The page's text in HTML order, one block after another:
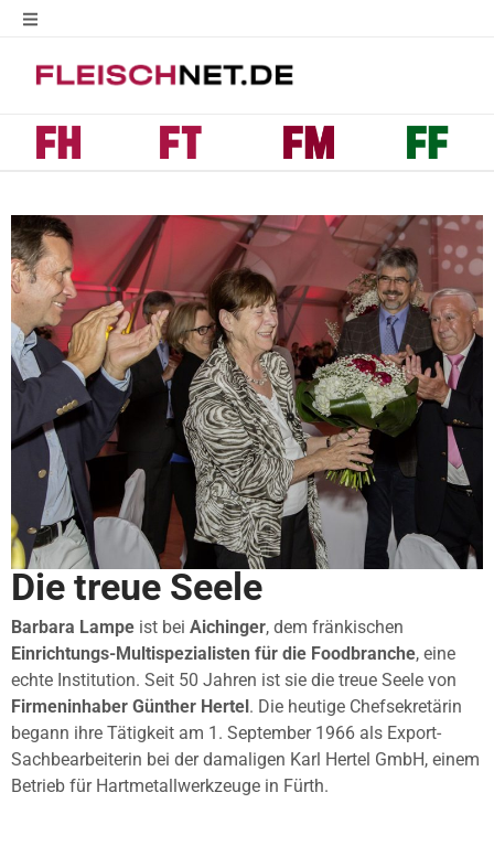
Die treue Seele
Barbara Lampe ist bei Aichinger, dem fränkischen
Einrichtungs-Multispezialisten für die Foodbranche, eine
echte Institution. Seit 50 Jahren ist sie die treue Seele von
Firmeninhaber Günther Hertel. Die heutige Chefsekretärin
begann ihre Tätigkeit am 1. September 1966 als Export-
Sachbearbeiterin bei der damaligen Karl Hertel GmbH, einem
Betrieb für Hartmetallwerkzeuge in Fürth.